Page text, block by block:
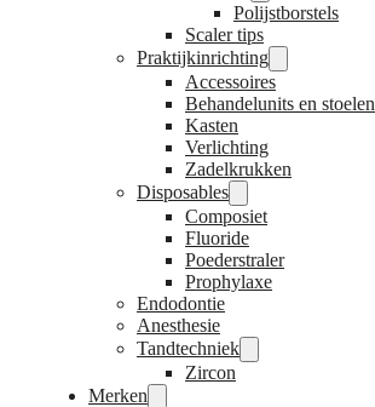
Polijstborstels
Scaler tips
Praktijkinrichting
Accessoires
Behandelunits en stoelen
Kasten
Verlichting
Zadelkrukken
Disposables
Composiet
Fluoride
Poederstraler
Prophylaxe
Endodontie
Anesthesie
Tandtechniek
Zircon
Merken